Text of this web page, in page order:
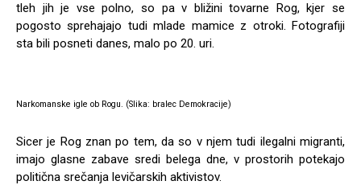
tleh jih je vse polno, so pa v bližini tovarne Rog, kjer se
pogosto sprehajajo tudi mlade mamice z otroki. Fotografiji
sta bili posneti danes, malo po 20. uri.
Narkomanske igle ob Rogu. (Slika: bralec Demokracije)
Sicer je Rog znan po tem, da so v njem tudi ilegalni migranti,
imajo glasne zabave sredi belega dne, v prostorih potekajo
politična srečanja levičarskih aktivistov.